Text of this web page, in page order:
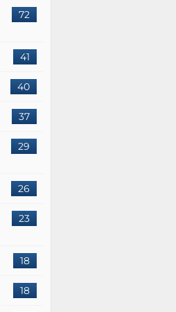
72
41
40
37
29
26
23
18
18